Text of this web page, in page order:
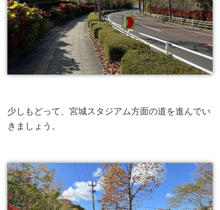
少しもどって、宮城スタジアム方面の道を進んでい
きましょう。